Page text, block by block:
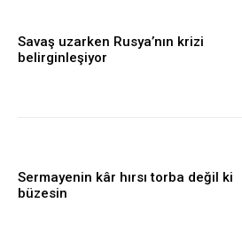
Savaş uzarken Rusya’nın krizi
belirginleşiyor
Sermayenin kâr hırsı torba değil ki
büzesin